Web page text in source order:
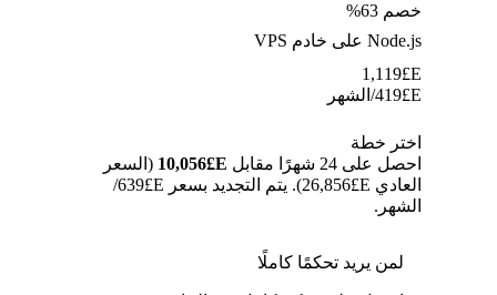
خصم 63%
Node.js على خادم VPS
E£
1,119
E£
419/الشهر
اختر خطة
احصل على 24 شهرًا مقابل
E£⁦10,056⁩
(السعر
العادي E£⁦26,856⁩). يتم التجديد بسعر E£⁦639⁩/
الشهر.
لمن يريد تحكمًا كاملًا